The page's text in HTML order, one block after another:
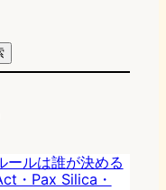
ールは誰が決める
・Pax Silica・